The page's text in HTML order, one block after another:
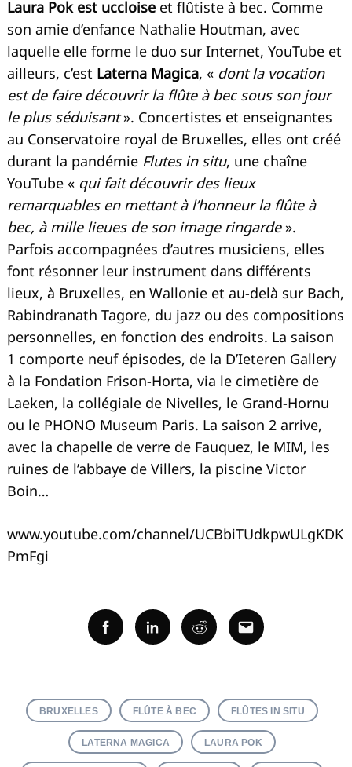
Laura Pok est uccloise et flûtiste à bec. Comme
son amie d’enfance Nathalie Houtman, avec
laquelle elle forme le duo sur Internet, YouTube et
ailleurs, c’est Laterna Magica, « dont la vocation
est de faire découvrir la flûte à bec sous son jour
le plus séduisant». Concertistes et enseignantes
au Conservatoire royal de Bruxelles, elles ont créé
durant la pandémie Flutes in situ, une chaîne
YouTube « qui fait découvrir des lieux
remarquables en mettant à l’honneur la flûte à
bec, à mille lieues de son image ringarde ».
Parfois accompagnées d’autres musiciens, elles
font résonner leur instrument dans différents
lieux, à Bruxelles, en Wallonie et au-delà sur Bach,
Rabindranath Tagore, du jazz ou des compositions
personnelles, en fonction des endroits. La saison
1 comporte neuf épisodes, de la D’Ieteren Gallery
à la Fondation Frison-Horta, via le cimetière de
Laeken, la collégiale de Nivelles, le Grand-Hornu
ou le PHONO Museum Paris. La saison 2 arrive,
avec la chapelle de verre de Fauquez, le MIM, les
ruines de l’abbaye de Villers, la piscine Victor
Boin…
www.youtube.com/channel/UCBbiTUdkpwULgKDK
PmFgi
FacebookLinkedinRedditEmail
BRUXELLES FLÛTE À BEC FLÛTES IN SITU
LATERNA MAGICA LAURA POK